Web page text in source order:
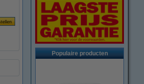
Populaire producten